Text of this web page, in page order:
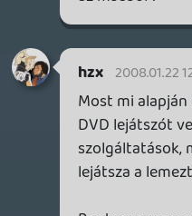
kapunk a piacon.
Madroy 2008.01.21
ikszkom 2008.01.22
óköszi, de gondolom az
lesz égetve a link a
mert én spec. nem
kérdem.